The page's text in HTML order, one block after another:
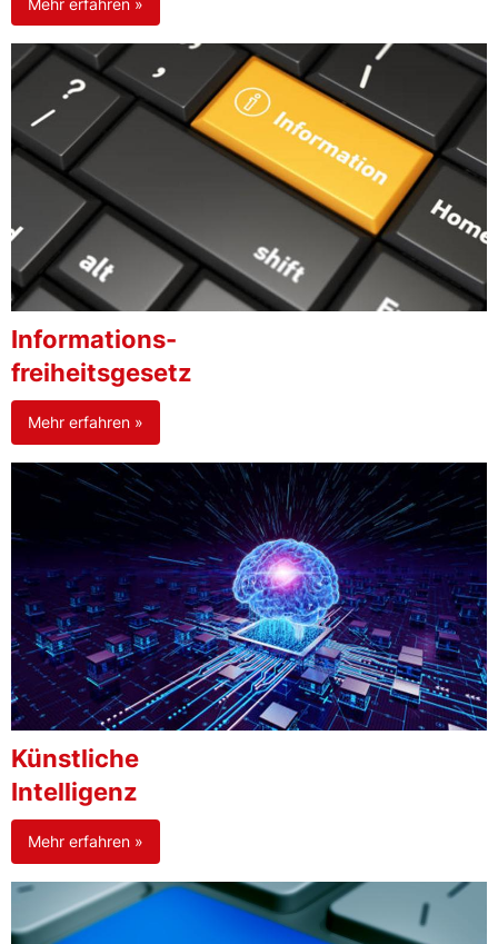
Informations-
freiheitsgesetz
Mehr erfahren »
Künstliche
Intelligenz
Mehr erfahren »